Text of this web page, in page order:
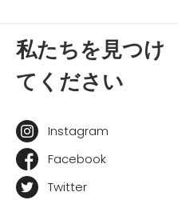
私たちを見つけ
てください
Instagram
Facebook
Twitter